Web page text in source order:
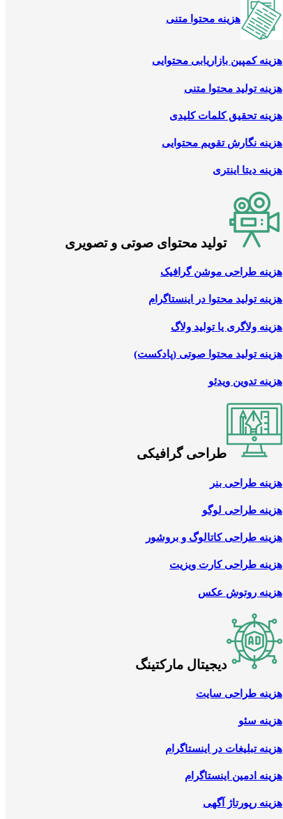
هزینه محتوا متنی
هزینه کمپین بازاریابی محتوایی
هزینه تولید محتوا متنی
هزینه تحقیق کلمات کلیدی
هزینه نگارش تقویم محتوایی
هزینه دیتا اینتری
تولید محتوای صوتی و تصویری
هزینه طراحی موشن گرافیک
هزینه تولید محتوا در اینستاگرام
هزینه ولاگری یا تولید ولاگ
هزینه تولید محتوا صوتی (پادکست)
هزینه تدوین ویدئو
طراحی گرافیکی
هزینه طراحی بنر
هزینه طراحی لوگو
هزینه طراحی کاتالوگ و بروشور
هزینه طراحی کارت ویزیت
هزینه روتوش عکس
دیجیتال مارکتینگ
هزینه طراحی سایت
هزینه سئو
هزینه تبلیغات در اینستاگرام
هزینه ادمین اینستاگرام
هزینه رپورتاژ آگهی